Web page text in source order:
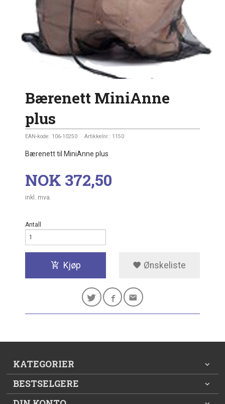
Bærenett MiniAnne
plus
EAN-kode: 106-10250 Artikkelnr.: 1150
Bærenett til MiniAnne plus
Pris
NOK 372,50
inkl. mva.
Antall
Kjøp Ønskeliste
KATEGORIER
BESTSELGERE